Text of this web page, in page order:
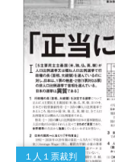
１人１票裁判